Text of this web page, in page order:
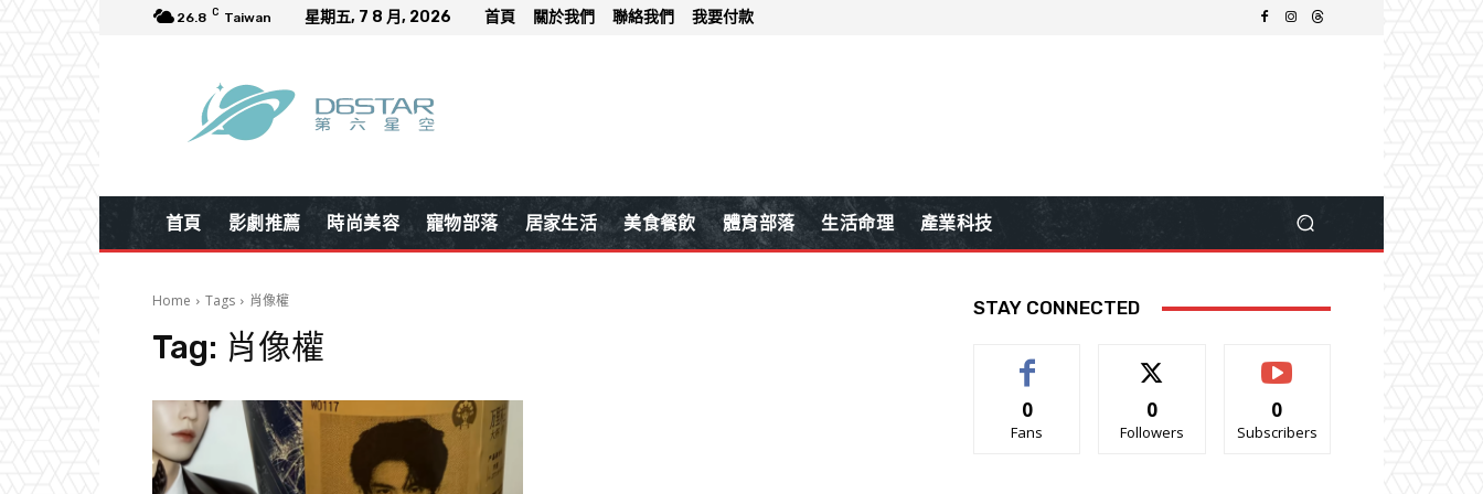
26.8 C Taiwan 星期五, 7 8 月, 2026 首頁 關於我們 聯絡我們 我要付款
首頁 影劇推薦 時尚美容 寵物部落 居家生活 美食餐飲 體育部落 生活命理 產業科技
Home Tags 肖像權
Tag: 肖像權
STAY CONNECTED
0
Fans
0
Followers
0
Subscribers